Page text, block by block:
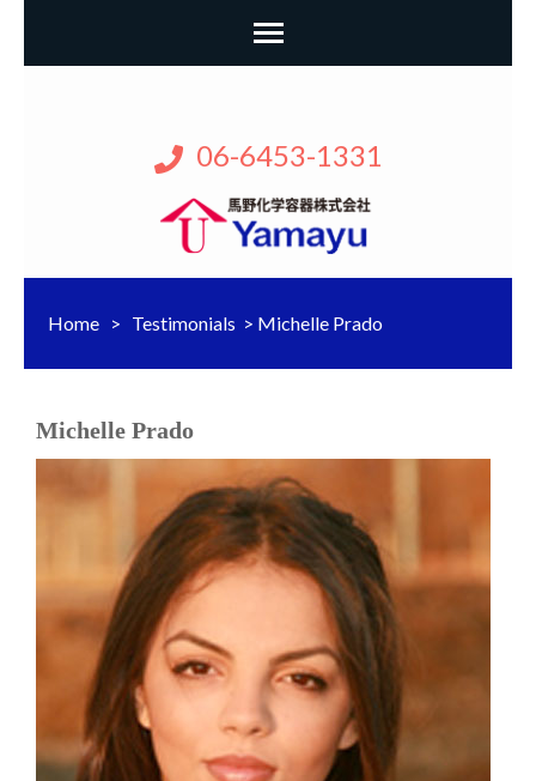
06-6453-1331
馬野化学容器株式
ヤマユー・馬野化学容器は大阪市
Home > Testimonials > Michelle Prado
Michelle Prado